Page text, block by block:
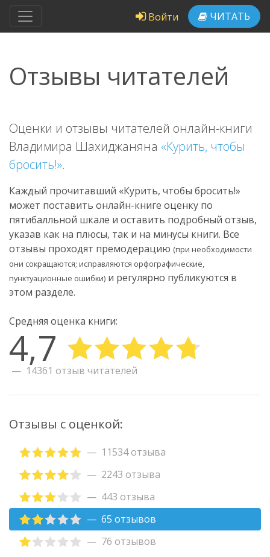
Войти ЧИТАТЬ
Отзывы читателей
Оценки и отзывы читателей онлайн-книги
Владимира Шахиджаняна «Курить, чтобы
бросить!».
Каждый прочитавший «Курить, чтобы бросить!»
может поставить онлайн-книге оценку по
пятибалльной шкале и оставить подробный отзыв,
указав как на плюсы, так и на минусы книги. Все
отзывы проходят премодерацию (при необходимости
они сокращаются; исправляются орфографические,
пунктуационные ошибки) и регулярно публикуются в
этом разделе.
Средняя оценка книги:
4,7
14361 отзыв читателей
Отзывы с оценкой:
11534 отзыва
2243 отзыва
443 отзыва
65 отзывов
76 отзывов